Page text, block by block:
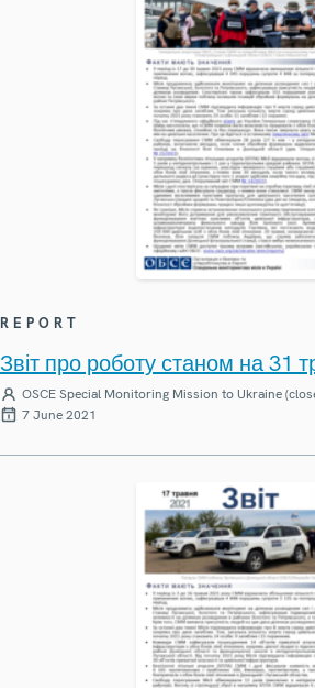
REPORT
Звіт про роботу станом на 31
OSCE Special Monitoring Mission to Ukraine
7 June 2021